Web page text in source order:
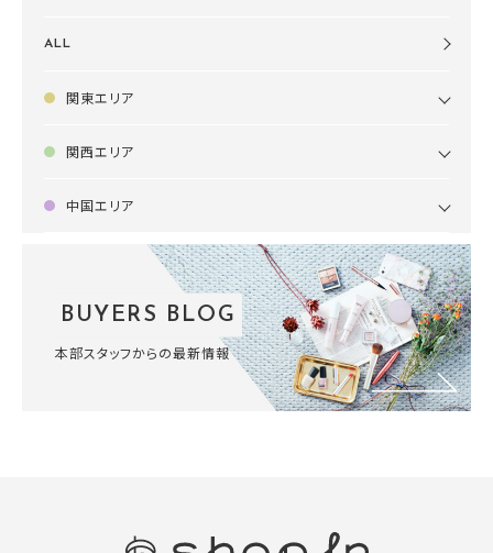
ALL
関東エリア
関西エリア
中国エリア
BUYERS BLOG
本部スタッフからの最新情報